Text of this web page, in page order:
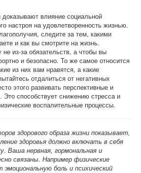
влияние социальной
настроя на удовлетворенность жизнью.
следите за тем, какими
и как вы смотрите на жизнь.
из-за обязательств, а чтобы вы
и безопасно. То же самое относится
из них вам нравятся, а какие
отдалиться от негативных
этого развивать перспективные и
способствует снижению стресса и
воспалительные процессы.
здорового образа жизни показывает,
здоровья должно включать в себя
Ваша нервная, гормональная и
связаны. Например физические
боль и психический